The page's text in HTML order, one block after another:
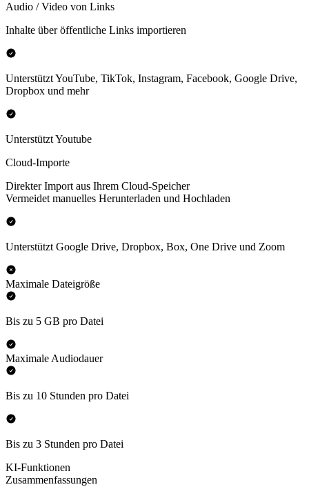
Audio / Video von Links
Inhalte über öffentliche Links importieren
Unterstützt YouTube, TikTok, Instagram, Facebook, Google Drive,
Dropbox und mehr
Unterstützt Youtube
Cloud-Importe
Direkter Import aus Ihrem Cloud-Speicher
Vermeidet manuelles Herunterladen und Hochladen
Unterstützt Google Drive, Dropbox, Box, One Drive und Zoom
Maximale Dateigröße
Bis zu 5 GB pro Datei
Maximale Audiodauer
Bis zu 10 Stunden pro Datei
Bis zu 3 Stunden pro Datei
KI-Funktionen
Zusammenfassungen